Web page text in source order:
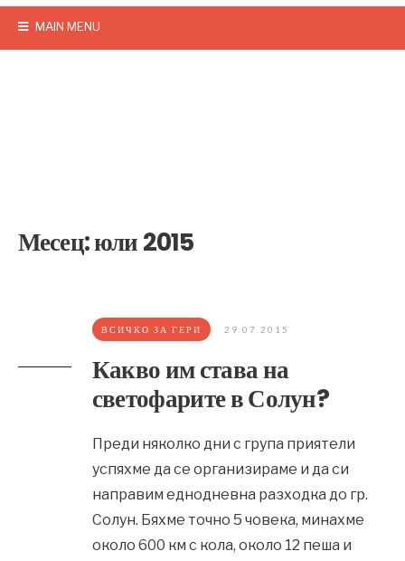
MAIN MENU
Месец:юли 2015
ВСИЧКО ЗА ГЕРИ 29.07.2015
Какво им става на
светофарите в Солун?
Преди няколко дни с група приятели
успяхме да се организираме и да си
направим еднодневна разходка до гр.
Солун. Бяхме точно 5 човека, минахме
около 600 км с кола, около 12 пеша и